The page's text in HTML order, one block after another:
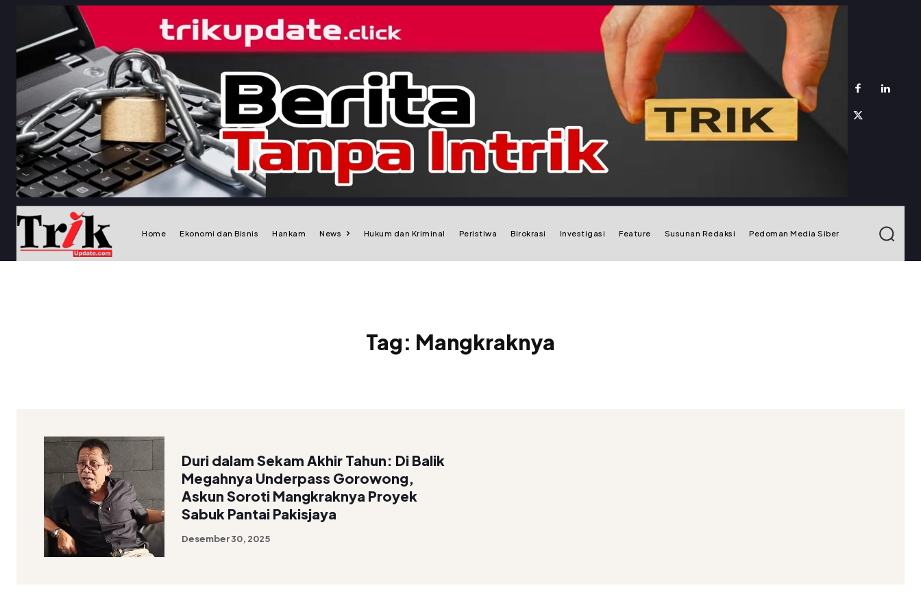
Home Ekonomi dan Bisnis Hankam News Hukum dan Kriminal Peristiwa Birokrasi Investigasi Feature Susunan Redaksi Pedoman Media Siber
Tag: Mangkraknya
Duri dalam Sekam Akhir Tahun: Di Balik
Megahnya Underpass Gorowong,
Askun Soroti Mangkraknya Proyek
Sabuk Pantai Pakisjaya
Desember 30, 2025